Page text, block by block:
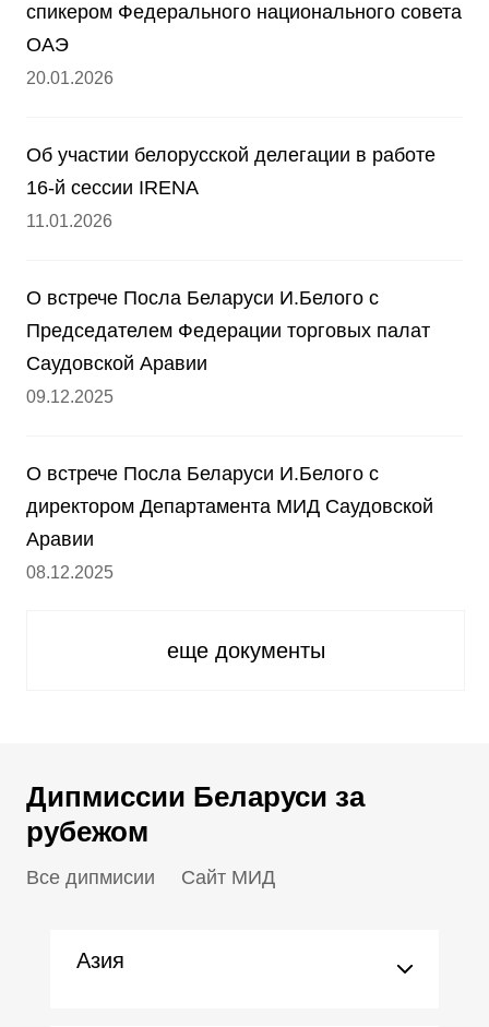
спикером Федерального национального совета
ОАЭ
20.01.2026
Об участии белорусской делегации в работе
16-й сессии IRENA
11.01.2026
О встрече Посла Беларуси И.Белого с
Председателем Федерации торговых палат
Саудовской Аравии
09.12.2025
О встрече Посла Беларуси И.Белого с
директором Департамента МИД Саудовской
Аравии
08.12.2025
еще документы
Дипмиссии Беларуси за
рубежом
Все дипмисии Сайт МИД
Азия